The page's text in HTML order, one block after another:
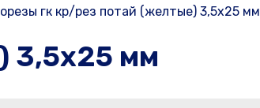
гк кр/рез потай (желтые) 3,5х25 мм
3,5х25 мм